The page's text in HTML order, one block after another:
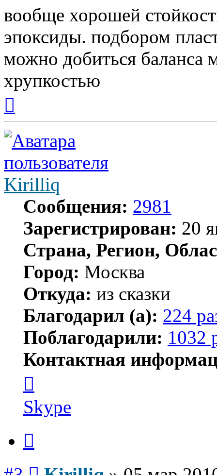
вообще хорошей
эпоксиды. подбором
можно добиться баланса
хрупкостью
началу
Kirilliq
Сообщения: 2981
Зарегистрирован: 20
Страна, Регион,
Город: Москва
Откуда: из сказки
Благодарил (а): 224
Поблагодарили: 1032
Контактная
пользователя
Kirilliq
Skype